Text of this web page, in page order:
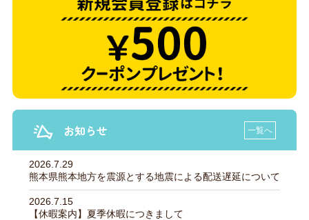
お知らせ 一覧へ
2026.7.29
熊本県熊本地方を震源とする地震による配送遅延について
2026.7.15
【休暇案内】夏季休暇につきまして